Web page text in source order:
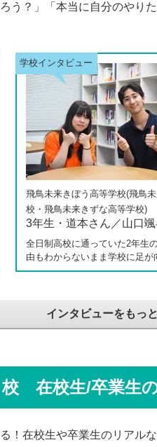
ろう？」「本当に自分のや
飛鳥未来きぼう高等学校(飛鳥
校・飛鳥未来きずな高等学校)
3年生・道本さん／山口
全日制高校に通っていた2年生
由もわからないまま学校に足が
ったという道本さん。個別相談
選びました。現在は同校に3年
や、自分らしく過ごせる学校生
語ってくれました。
インタビューをもっ
在校生/卒業生
！在校生や卒業生のリアルな